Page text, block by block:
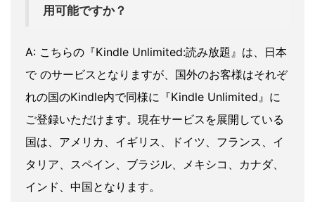
用可能ですか？
A: こちらの『Kindle Unlimited:読み放題』は、日本
で のサービスとなりますが、国外のお客様はそれぞ
れの国のKindle内で同様に『Kindle Unlimited』に
ご登録いただけます。現在サービスを展開している
国は、アメリカ、イギリス、ドイツ、フランス、イ
タリア、スペイン、ブラジル、メキシコ、カナダ、
インド、中国となります。